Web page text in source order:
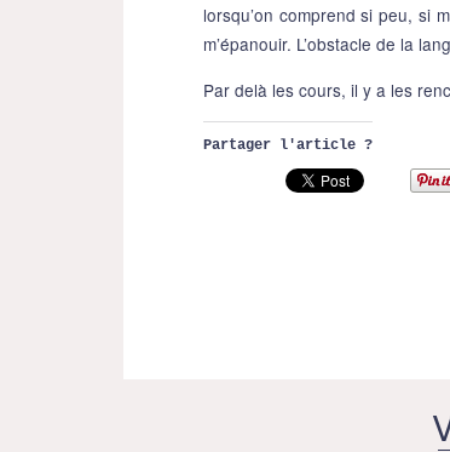
lorsqu’on comprend si peu, si
m’épanouir. L’obstacle de la
Par delà les cours, il y a les
Partager l'article ?